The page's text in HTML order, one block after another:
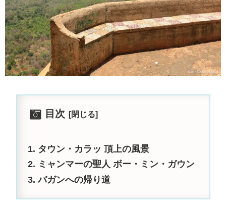
目次
タウン・カラッ 頂上の風景
ミャンマーの聖人 ボー・ミン・ガウン
バガンへの帰り道